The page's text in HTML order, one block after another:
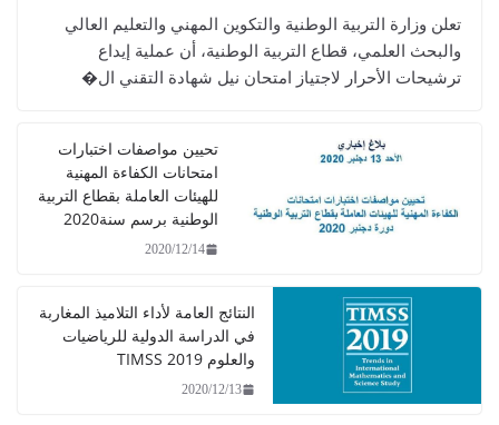
تعلن وزارة التربية الوطنية والتكوين المهني والتعليم العالي
والبحث العلمي، قطاع التربية الوطنية، أن عملية إيداع
ترشيحات الأحرار لاجتياز امتحان نيل شهادة التقني ال�
تحيين مواصفات اختبارات
امتحانات الكفاءة المهنية
للهيئات العاملة بقطاع التربية
الوطنية برسم سنة2020
2020/12/14
النتائج العامة لأداء التلاميذ المغاربة
في الدراسة الدولية للرياضيات
والعلوم TIMSS 2019
2020/12/13